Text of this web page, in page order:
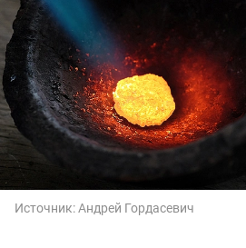
Источник:Андрей Гордасевич